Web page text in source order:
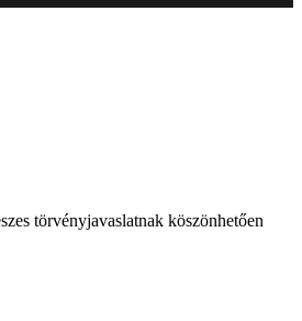
törvényjavaslatnak köszönhetően